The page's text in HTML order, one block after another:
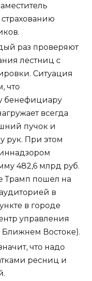
раз проверяют
лестниц с
Ситуация
что
бенефициару
всегда
пучок и
рук. При этом
482,6 млрд руб.
Трамп пошел на
в
в городе
управления
Востоке).
что надо
ресниц и